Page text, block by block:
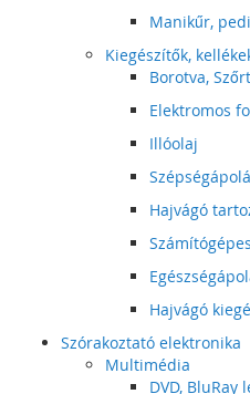
Manikűr,
Kiegészítők,
Borotva,
Elektromos
Illóolaj
Hajvágó
Hajvágó
Szórakoztató elektronika
Multimédia
DVD, BluRay